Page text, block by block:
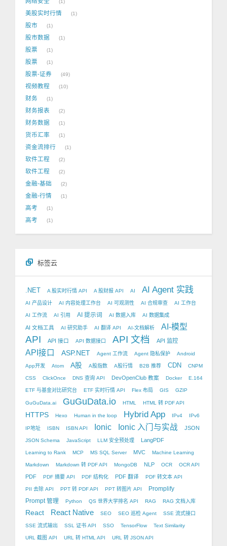
1
美股实时行情 1
股市 1
股市数据 1
股票 1
股票 1
股票-证券 49
视频教程 10
财务 1
财务报表 2
财务数据 1
货币汇率 1
资金流排行 1
软件工程 2
软件工程 2
金融-基础 2
金融-行情 1
高考 1
高考 1
标签云
.NET A 股实时行情 API A 股财报 API AI AI Agent 实践
AI 产品设计 AI 内容处理工作台 AI 可观测性 AI 合规审查 AI 工作台
AI 工作流 AI 引用 AI 提示词 AI 数据入库 AI 数据集成
AI 文档工具 AI 研究助手 AI 翻译 API AI-文档解析 AI-模型
API API 接口 API 数据接口 API 文档 API 监控
API接口 ASP.NET Agent 工作流 Agent 隐私保护 Android
App开发 Atom A股 A股指数 A股行情 B2B 推荐 CDN CNPM
CSS ClickOnce DNS 查询 API DevOpenClub 教案 Docker E.164
ETF 与基金对比研究台 ETF 实时行情 API Flex 布局 GIS GZIP
GuGuData.ai GuGuData.io HTML HTML 转 PDF API
HTTPS Hexo Human in the loop Hybrid App IPv4 IPv6
IP地址 ISBN ISBN API Ionic Ionic 入门与实战 JSON
JSON Schema JavaScript LLM 安全预处理 LangPDF
Learning to Rank MCP MS SQL Server MVC Machine Learning
Markdown Markdown 转 PDF API MongoDB NLP OCR OCR API
PDF PDF 摘要 API PDF 结构化 PDF 翻译 PDF 转文本 API
PII 去除 API PPT 转 PDF API PPT 转图片 API
Promplify
Prompt 管理
Python QS 世界大学排名 API RAG RAG 文档入库
React React Native SEO SEO 巡检 Agent SSE 流式接口
SSE 流式输出 SSL 证书 API SSO TensorFlow Text Similarity
URL 截图 API URL 转 HTML API URL 转 JSON API